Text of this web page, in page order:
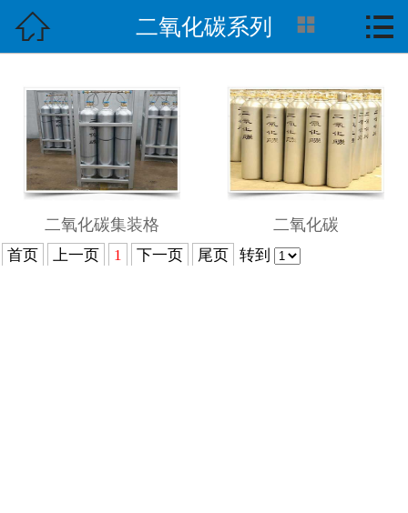
 首页
产品展示
企业资质
技术支持
 二氧化碳系列  
二氧化碳集装格 二氧化碳
首页 上一页 1 下一页 尾页 转到